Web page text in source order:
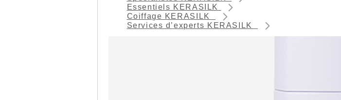
Essentiels KERASILK
Coiffage KERASILK
Services d’experts KERASILK